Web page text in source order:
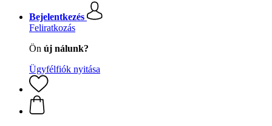
Bejelentkezés
Feliratkozás
Ön új nálunk?
Ügyfélfiók nyitása